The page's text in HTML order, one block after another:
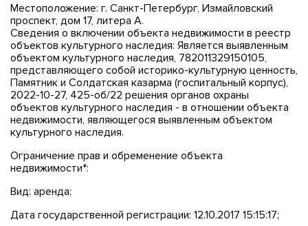
Местоположение: г. Санкт-Петербург, Измайловский
проспект, дом 17, литера А.
Сведения о включении объекта недвижимости в реестр
объектов культурного наследия: Является выявленным
объектом культурного наследия, 782011329150105,
представляющего собой историко-культурную ценность,
Памятник и Солдатская казарма (госпитальный корпус),
2022-10-27, 425-об/22 решения органов охраны
объектов культурного наследия - в отношении объекта
недвижимости, являющегося выявленным объектом
культурного наследия.
Ограничение прав и обременение объекта
недвижимости*:
Вид: аренда;
Дата государственной регистрации: 12.10.2017 15:15:17;